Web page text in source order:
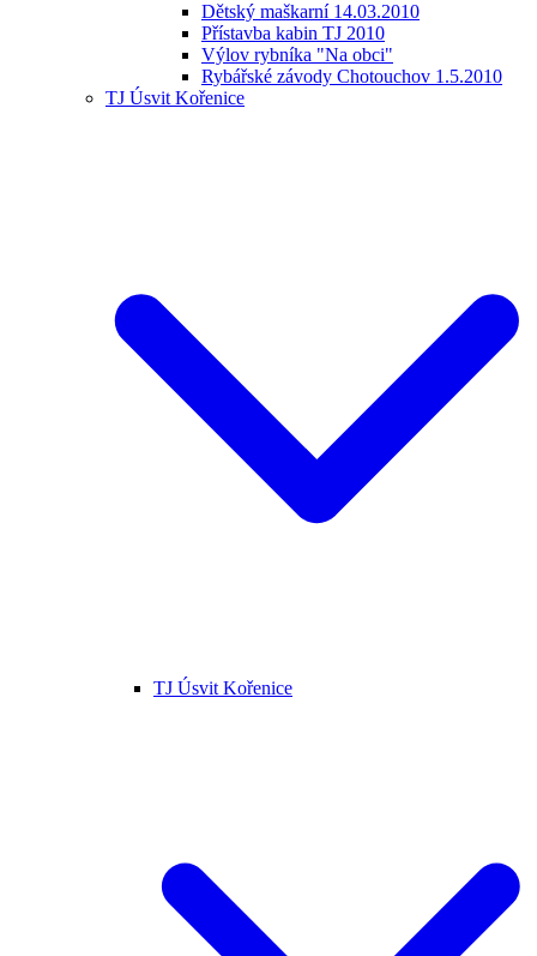
Dětský maškarní 14.03.2010
Přístavba kabin TJ 2010
Výlov rybníka "Na obci"
Rybářské závody Chotouchov 1.5.2010
TJ Úsvit Kořenice
TJ Úsvit Kořenice